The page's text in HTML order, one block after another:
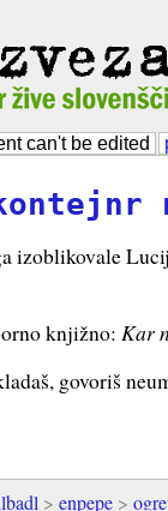
can't be edited
izoblikovale
knjižno: Kar
govoriš
> enpepe >